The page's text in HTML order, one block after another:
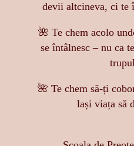
devii altcineva, ci te
🌺 Te chem acolo
se întâlnesc – nu ca
🌺 Te chem să-ți
lași viața să